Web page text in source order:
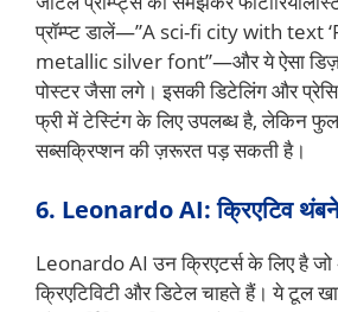
प्रॉम्प्ट डालें—”A sci-fi city with text
metallic silver font”—और ये ऐसा
पोस्टर जैसा लगे। इसकी डिटेलिंग और
फ्री में टेस्टिंग के लिए उपलब्ध है, लेकिन
सब्सक्रिप्शन की ज़रूरत पड़ सकती है।
6. Leonardo AI: क्रिएटिव
Leonardo AI उन क्रिएटर्स के लिए है
क्रिएटिविटी और डिटेल चाहते हैं। ये टूल